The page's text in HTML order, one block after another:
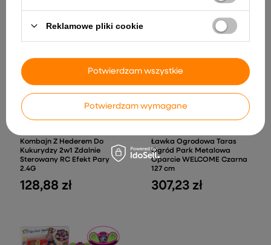
Kombajn Z Hederem Do
Kukurydzy 2w1 Zdalnie
Sterowany RC Efekt Pary
2.4G
128,88 zł
Ławka Ogrodowa Taras
Ogród Park Metalowa
Oparcie WELCOME Czarna
127 cm
307,23 zł
Reklamowe pliki cookie
Potwierdzam wymagane
Potwierdzam wszystkie